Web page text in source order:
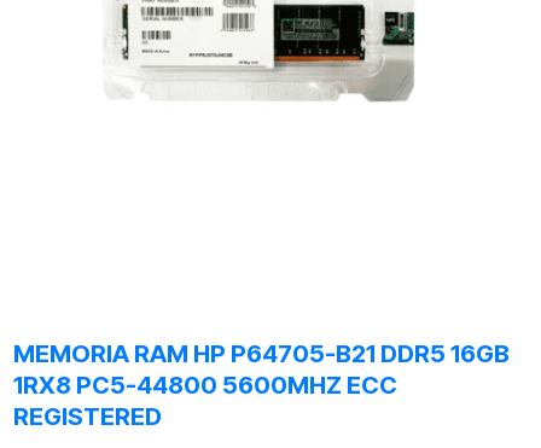
MEMORIA RAM HP P64705-B21 DDR5 16GB
1RX8 PC5-44800 5600MHZ ECC
REGISTERED